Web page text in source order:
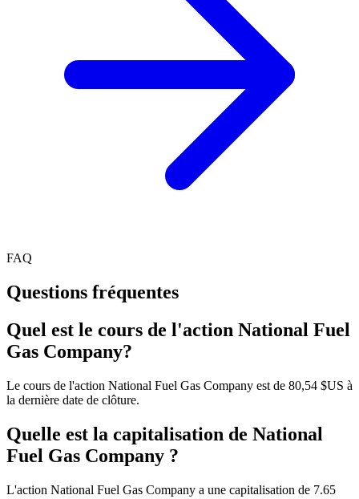
FAQ
Questions fréquentes
Quel est le cours de l'action National Fuel
Gas Company?
Le cours de l'action National Fuel Gas Company est de 80,54 $US à
la dernière date de clôture.
Quelle est la capitalisation de National
Fuel Gas Company ?
L'action National Fuel Gas Company a une capitalisation de 7.65